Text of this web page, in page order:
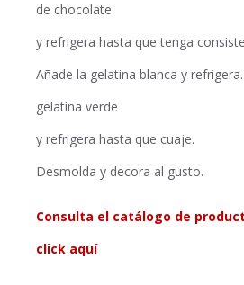
de chocolate
y refrigera hasta que tenga
Añade la gelatina blanca y
gelatina verde
y refrigera hasta que cuaje.
Desmolda y decora al gusto.
Consulta el catálogo de
click aquí